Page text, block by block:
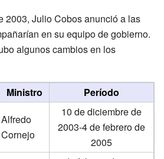
2003, Julio Cobos anunció a las
en su equipo de gobierno.
algunos cambios en los
Ministro Período
Alfredo
Cornejo
10 de diciembre de
2003-4 de febrero de
2005